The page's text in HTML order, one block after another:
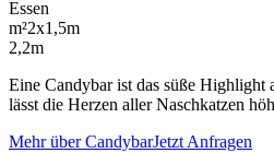
Essen
m²2x1,5m
2,2m
Eine Candybar ist das süße Highlight
lässt die Herzen aller Naschkatzen
Mehr über CandybarJetzt Anfragen